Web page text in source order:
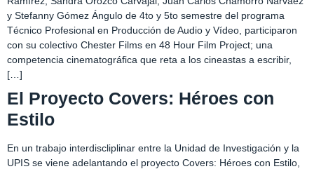
y Stefanny Gómez Ángulo de 4to y 5to semestre del programa
Técnico Profesional en Producción de Audio y Vídeo, participaron
con su colectivo Chester Films en 48 Hour Film Project; una
competencia cinematográfica que reta a los cineastas a escribir,
[…]
El Proyecto Covers: Héroes con
Estilo
En un trabajo interdiscliplinar entre la Unidad de Investigación y la
UPIS se viene adelantando el proyecto Covers: Héroes con Estilo,